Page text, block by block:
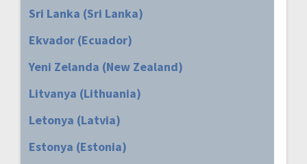
Sri Lanka (Sri Lanka)
Ekvador (Ecuador)
Yeni Zelanda (New Zealand)
Litvanya (Lithuania)
Letonya (Latvia)
Estonya (Estonia)